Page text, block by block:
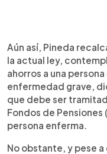
Aún así, Pineda
la actual ley,
ahorros a una
enfermedad grave,
que debe ser
Fondos de Pensiones
persona enferma.
No obstante, y pese